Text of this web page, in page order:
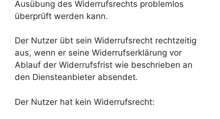
Ausübung des Widerrufsrechts problemlos
überprüft werden kann.
Der Nutzer übt sein Widerrufsrecht rechtzeitig
aus, wenn er seine Widerrufserklärung vor
Ablauf der Widerrufsfrist wie beschrieben an
den Diensteanbieter absendet.
Der Nutzer hat kein Widerrufsrecht: